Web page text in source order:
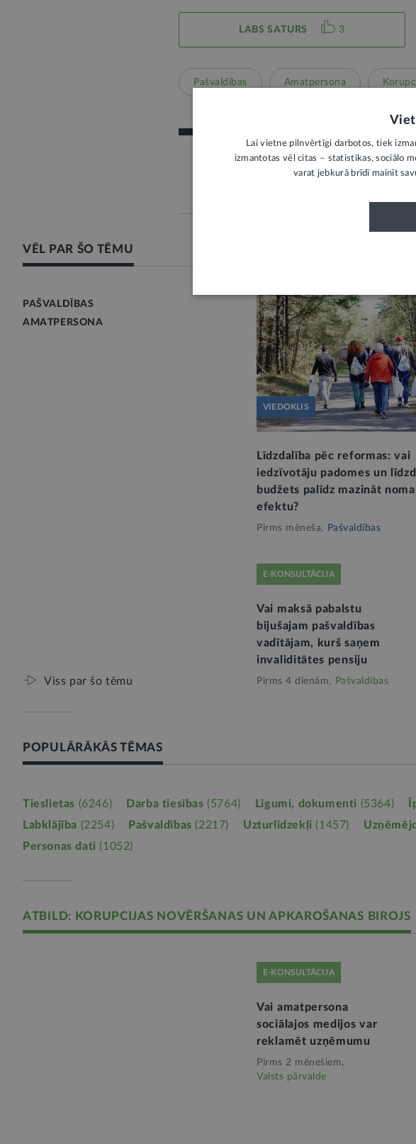
LABS SATURS 3
Pašvaldības Amatpersona
VĒL PAR ŠO TĒMU
PAŠVALDĪBAS
AMATPERSONA
VIEDOKLIS
Līdzdalība pēc reformas: vai
iedzīvotāju padomes un
budžets palīdz mazināt
efektu?
Pirms mēneša, Pašvaldības
E-KONSULTĀCIJA
Vai maksā pabalstu
bijušajam pašvaldības
vadītājam, kurš saņem
invaliditātes pensiju
Pirms 4 dienām, Pašvaldības
Viss par šo tēmu
POPULĀRĀKĀS TĒMAS
Tieslietas (6246) Darba tiesības (5764) Līgumi, dokumenti (5364)
Labklājība (2254) Pašvaldības (2217) Uzturlīdzekļi (1457)
Personas dati (1052)
ATBILD: KORUPCIJAS NOVĒRŠANAS UN APKAROŠANAS BIROJS
E-KONSULTĀCIJA
Vai amatpersona
sociālajos medijos var
reklamēt uzņēmumu
Pirms 2 mēnešiem,
Valsts pārvalde
Lai vietne pilnvērtīgi darbotos, tiek
izmantotas vēl citas – statistikas, sociālo
varat jebkurā brīdī mainīt